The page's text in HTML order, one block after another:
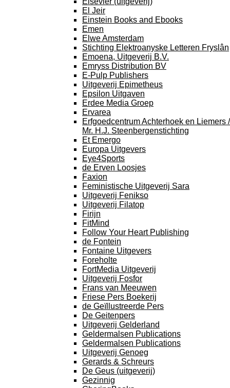
El Jeir
Einstein Books and Ebooks
Emen
Elwe Amsterdam
Stichting Elektroanyske Letteren Fryslân
Emoena, Uitgeverij B.V.
Emryss Distribution BV
E-Pulp Publishers
Uitgeverij Epimetheus
Epsilon Uitgaven
Erdee Media Groep
Ervarea
Erfgoedcentrum Achterhoek en Liemers /
Mr. H.J. Steenbergenstichting
Et Emergo
Europa Uitgevers
Eye4Sports
de Erven Loosjes
Faxion
Feministische Uitgeverij Sara
Uitgeverij Fenikso
Uitgeverij Filatop
Firijn
FitMind
Follow Your Heart Publishing
de Fontein
Fontaine Uitgevers
Foreholte
FortMedia Uitgeverij
Uitgeverij Fosfor
Frans van Meeuwen
Friese Pers Boekerij
de Geïllustreerde Pers
De Geitenpers
Uitgeverij Gelderland
Geldermalsen Publications
Geldermalsen Publications
Uitgeverij Genoeg
Gerards & Schreurs
De Geus (uitgeverij)
Gezinnig